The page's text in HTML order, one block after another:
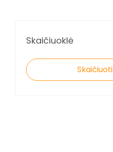
Skaičiuoklė
Skaičiuoti